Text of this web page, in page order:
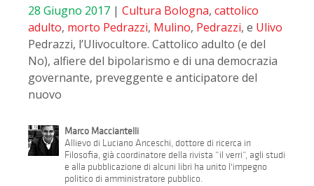
28 Giugno 2017 | Cultura Bologna, cattolico
adulto, morto Pedrazzi, Mulino, Pedrazzi, e Ulivo
Pedrazzi, l’Ulivocultore. Cattolico adulto (e del
No), alfiere del bipolarismo e di una democrazia
governante, preveggente e anticipatore del
nuovo
Marco Macciantelli
Allievo di Luciano Anceschi, dottore di ricerca in
Filosofia, già coordinatore della rivista “il verri”, agli studi
e alla pubblicazione di alcuni libri ha unito l'impegno
politico di amministratore pubblico.